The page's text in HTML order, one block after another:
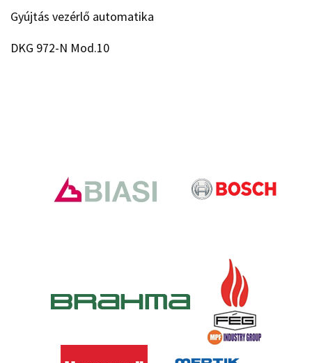
Gyújtás vezérlő automatika
DKG 972-N Mod.10